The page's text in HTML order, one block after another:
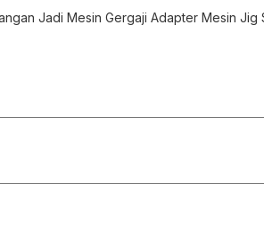
Jadi Mesin Gergaji Adapter Mesin Jig